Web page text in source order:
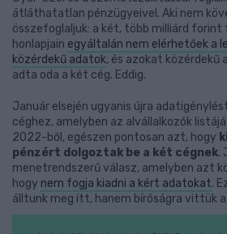
átláthatatlan pénzügyeivel. Aki nem
összefoglaljuk: a két, több milliárd
honlapjain egyáltalán nem elérhetőek a
közérdekű adatok, és azokat közérdekű
adta oda a két cég. Eddig.
Január elsején ugyanis újra
céghez, amelyben az alvállalkozók
2022-ből, egészen pontosan azt, hogy
pénzért dolgoztak be a két cégnek.
menetrendszerű válasz, amelyben azt
hogy nem fogja kiadni a kért adatokat.
álltunk meg itt, hanem bíróságra vittük